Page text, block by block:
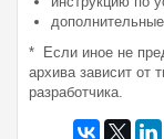
* Если иное не
архива зависит от
разработчика.